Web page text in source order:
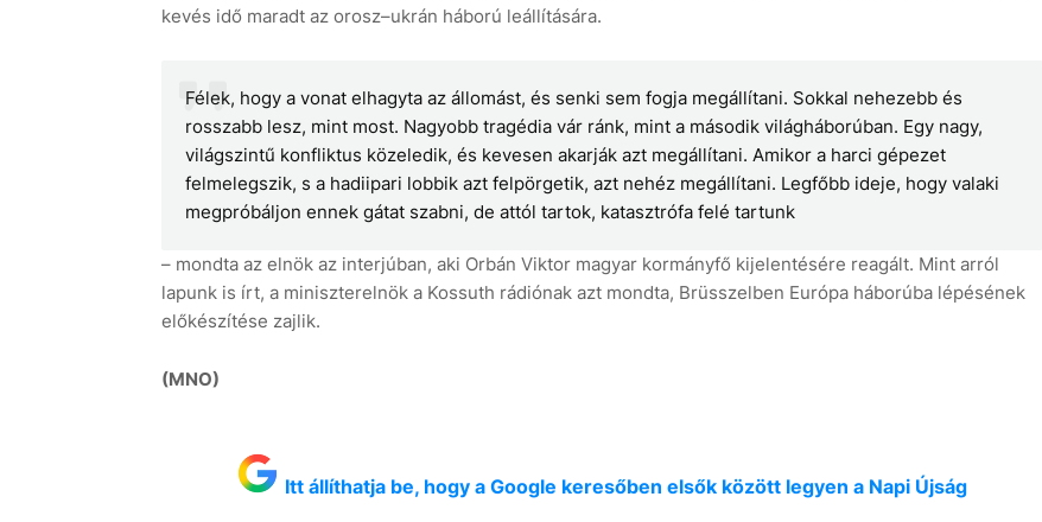
kevés idő maradt az orosz–ukrán háború leállítására.
Félek, hogy a vonat elhagyta az állomást, és senki sem fogja megállítani. Sokkal nehezebb és
rosszabb lesz, mint most. Nagyobb tragédia vár ránk, mint a második világháborúban. Egy nagy,
világszintű konfliktus közeledik, és kevesen akarják azt megállítani. Amikor a harci gépezet
felmelegszik, s a hadiipari lobbik azt felpörgetik, azt nehéz megállítani. Legfőbb ideje, hogy valaki
megpróbáljon ennek gátat szabni, de attól tartok, katasztrófa felé tartunk
– mondta az elnök az interjúban, aki Orbán Viktor magyar kormányfő kijelentésére reagált. Mint arról
lapunk is írt, a miniszterelnök a Kossuth rádiónak azt mondta, Brüsszelben Európa háborúba lépésének
előkészítése zajlik.
(MNO)
Itt állíthatja be, hogy a Google keresőben elsők között legyen a Napi Újság